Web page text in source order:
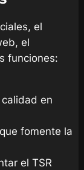
el
el
funciones:
en
fomente la
el TSR